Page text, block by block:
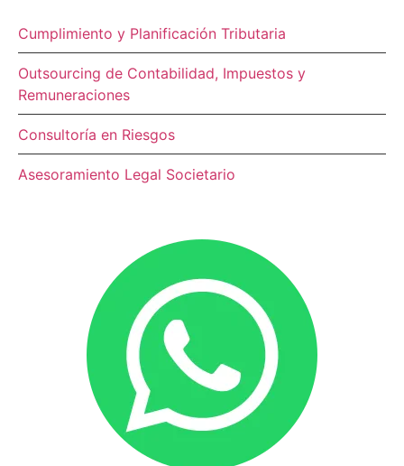
Cumplimiento y Planificación Tributaria
Outsourcing de Contabilidad, Impuestos y
Remuneraciones
Consultoría en Riesgos
Asesoramiento Legal Societario